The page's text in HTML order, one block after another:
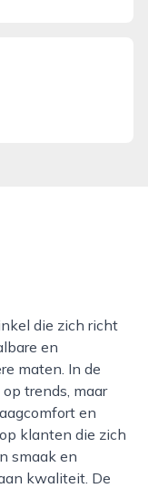
en
maten. In de
trends, maar
en
klanten die zich
smaak en
kwaliteit. De